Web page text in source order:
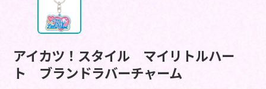
アイカツ！スタイル マイリトルハー
ト ブランドラバーチャーム